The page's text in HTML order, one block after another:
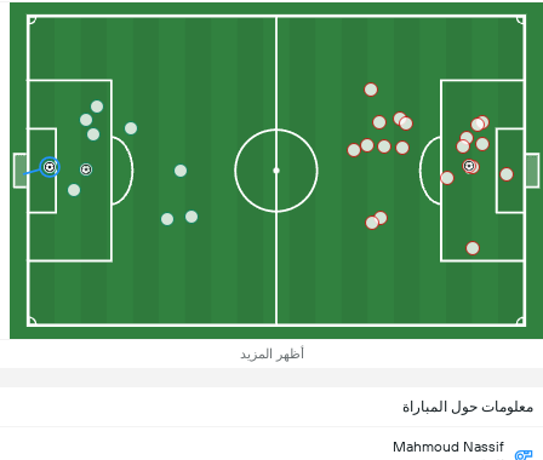
أظهر المزيد
معلومات حول المباراة
Mahmoud Nassif